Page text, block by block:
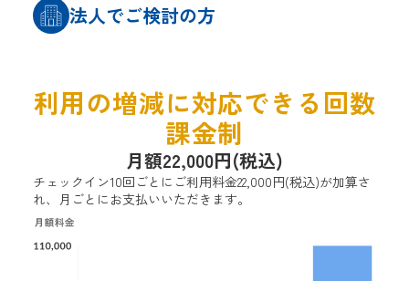
法人でご検討の方
利用の増減に対応できる回数
課金制
月額22,000円(税込)
チェックイン10回ごとにご利用料金22,000円(税込)が加算さ
れ、月ごとにお支払いいただきます。